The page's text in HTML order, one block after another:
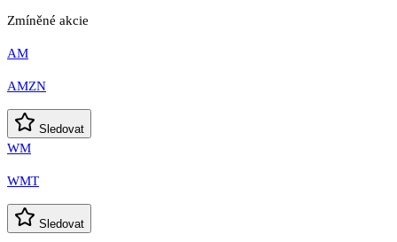
Zmíněné akcie
AM
AMZN
Sledovat
WM
WMT
Sledovat